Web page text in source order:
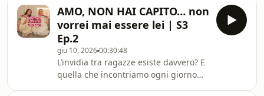
completamente
alla prova. In questa puntata
parliamo proprio delle nostre
giornate no, di come le riconosciamo
e di cosa facciamo per provare a
salvarle. Come sempre, siamo
diversissime: Benedetta capisce
subito che sarà una giornata difficile
AMO, NON HAI CAPITO… non
vorrei mai essere lei | S3
Ep.2
giu 10, 202600:30:48
L’invidia tra ragazze esiste davvero? E
quella che incontriamo ogni giorno